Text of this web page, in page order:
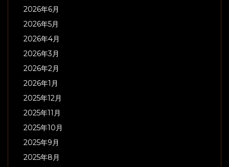
2026年6月
2026年5月
2026年4月
2026年3月
2026年2月
2026年1月
2025年12月
2025年11月
2025年10月
2025年9月
2025年8月